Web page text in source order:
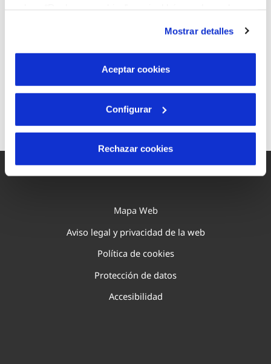
son indispensables para que el sitio web funcione y que
por tanto no se pueden desactivar. Puedes consultar
más información en nuestraPolítica de Cookies
Mostrar detalles
Aceptar cookies
Configurar
Rechazar cookies
Mapa Web
Aviso legal y privacidad de la web
Política de cookies
Protección de datos
Accesibilidad